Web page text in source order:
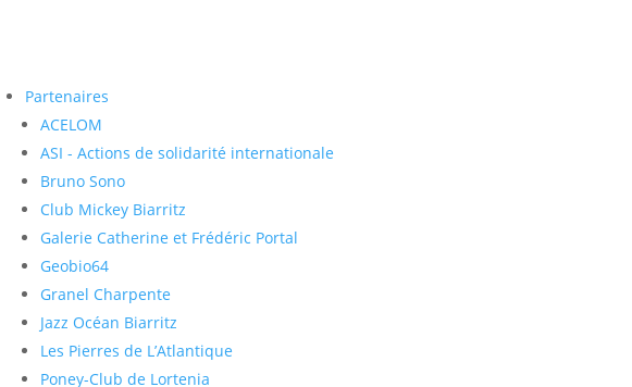
Partenaires
ACELOM
ASI - Actions de solidarité internationale
Bruno Sono
Club Mickey Biarritz
Galerie Catherine et Frédéric Portal
Geobio64
Granel Charpente
Jazz Océan Biarritz
Les Pierres de L’Atlantique
Poney-Club de Lortenia